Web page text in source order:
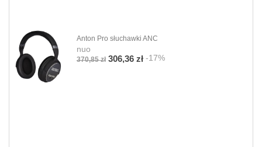
Anton Pro słuchawki ANC
nuo
370,85 zł 306,36 zł -17%